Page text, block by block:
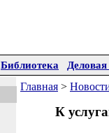
Библиотека Деловая
Главная >
К